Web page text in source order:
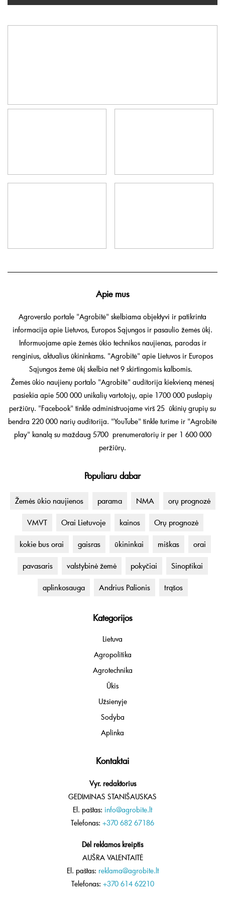
Apie mus
Agroverslo portale "Agrobitė" skelbiama objektyvi ir patikrinta
informacija apie Lietuvos, Europos Sąjungos ir pasaulio žemės ūkį.
Informuojame apie žemės ūkio technikos naujienas, parodas ir
renginius, aktualius ūkininkams. "Agrobitė" apie Lietuvos ir Europos
Sąjungos žemė ūkį skelbia net 9 skirtingomis kalbomis.
Žemės ūkio naujienų portalo "Agrobitė" auditorija kiekvieną mėnesį
pasiekia apie 500 000 unikalių vartotojų, apie 1700 000 puslapių
peržiūrų. "Facebook" tinkle administruojame virš 25 ūkinių grupių su
bendra 220 000 narių auditorija. "YouTube" tinkle turime ir "Agrobitė
play" kanalą su maždaug 5700 prenumeratorių ir per 1 600 000
peržiūrų.
Populiaru dabar
Žemės ūkio naujienos parama NMA orų prognozė
VMVT Orai Lietuvoje kainos Orų prognozė
kokie bus orai gaisras ūkininkai miškas orai
pavasaris valstybinė žemė pokyčiai Sinoptikai
aplinkosauga Andrius Palionis trąšos
Kategorijos
Lietuva
Agropolitika
Agrotechnika
Ūkis
Užsienyje
Sodyba
Aplinka
Kontaktai
Vyr. redaktorius
GEDIMINAS STANIŠAUSKAS
El. paštas: info@agrobite.lt
Telefonas: +370 682 67186
Dėl reklamos kreiptis
AUŠRA VALENTAITĖ
El. paštas: reklama@agrobite.lt
Telefonas: +370 614 62210